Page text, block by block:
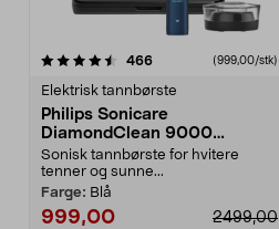
466anmeldelser(999,00/stk)
Elektrisk tannbørste
Philips Sonicare
DiamondClean 9000
elektrisk tannbørste, Special
Edition
Sonisk tannbørste for hvitere
tenner og sunne...
Farge: Blå
999,00 2499,00
4.5 av 5 stjerner